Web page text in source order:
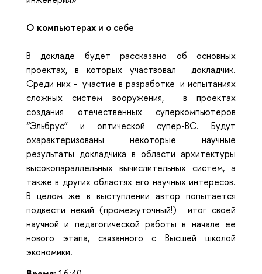
О компьютерах и о себе
В докладе будет рассказано об основных
проектах, в которых участвовал докладчик.
Среди них - участие в разработке и испытаниях
сложных систем вооружения, в проектах
создания отечественных суперкомпьютеров
“Эльбрус” и оптической супер-ВС. Будут
охарактеризованы некоторые научные
результаты докладчика в области архитектуры
высокопараллельных вычислительных систем, а
также в других областях его научных интересов.
В целом же в выступлении автор попытается
подвести некий (промежуточный!) итог своей
научной и педагогической работы в начале ее
нового этапа, связанного с Высшей школой
экономики.